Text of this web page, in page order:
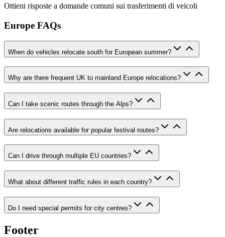
Ottieni risposte a domande comuni sui trasferimenti di veicoli
Europe FAQs
When do vehicles relocate south for European summer?
Why are there frequent UK to mainland Europe relocations?
Can I take scenic routes through the Alps?
Are relocations available for popular festival routes?
Can I drive through multiple EU countries?
What about different traffic rules in each country?
Do I need special permits for city centres?
Footer